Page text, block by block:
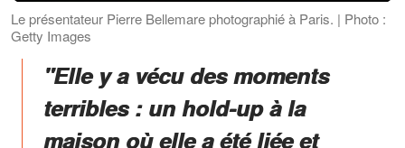
Le présentateur Pierre Bellemare photographié à Paris. | Photo :
Getty Images
"Elle y a vécu des moments
terribles : un hold-up à la
maison où elle a été liée et